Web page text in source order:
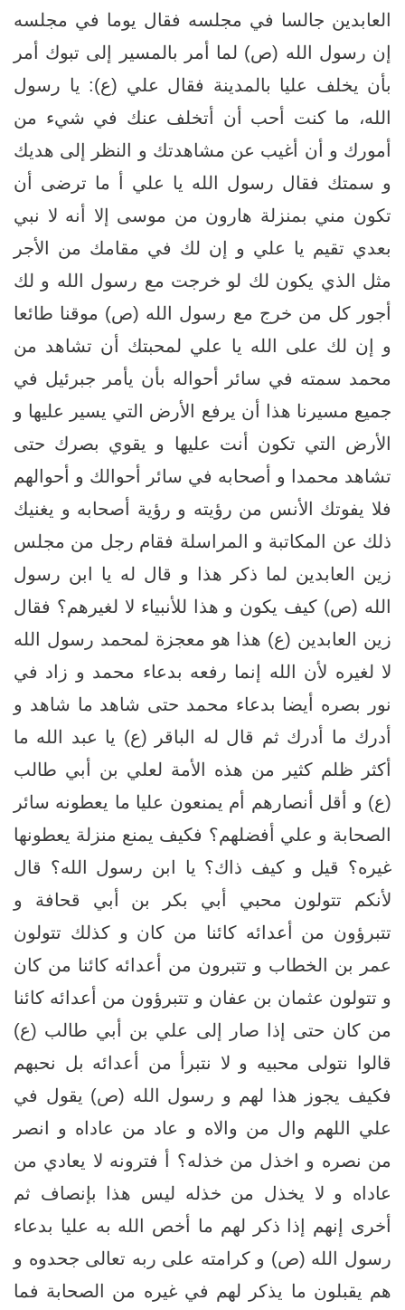
العابدين جالسا في مجلسه فقال يوما في مجلسه
إن رسول الله (ص) لما أمر بالمسير إلى تبوك أمر
بأن يخلف عليا بالمدينة فقال علي (ع): يا رسول
الله، ما كنت أحب أن أتخلف عنك في شي‏ء من
أمورك و أن أغيب عن مشاهدتك و النظر إلى هديك
و سمتك فقال رسول الله يا علي أ ما ترضى أن
تكون مني بمنزلة هارون من موسى إلا أنه لا نبي
بعدي تقيم يا علي و إن لك في مقامك من الأجر
مثل الذي يكون لك لو خرجت مع رسول الله و لك
أجور كل من خرج مع رسول الله (ص) موقنا طائعا
و إن لك على الله يا علي لمحبتك أن تشاهد من
محمد سمته في سائر أحواله بأن يأمر جبرئيل في
جميع مسيرنا هذا أن يرفع الأرض التي يسير عليها و
الأرض التي تكون أنت عليها و يقوي بصرك حتى
تشاهد محمدا و أصحابه في سائر أحوالك و أحوالهم
فلا يفوتك الأنس من رؤيته و رؤية أصحابه و يغنيك
ذلك عن المكاتبة و المراسلة فقام رجل من مجلس
زين العابدين لما ذكر هذا و قال له يا ابن رسول
الله (ص) كيف يكون و هذا للأنبياء لا لغيرهم؟ فقال
زين العابدين (ع) هذا هو معجزة لمحمد رسول الله
لا لغيره لأن الله إنما رفعه بدعاء محمد و زاد في
نور بصره أيضا بدعاء محمد حتى شاهد ما شاهد و
أدرك ما أدرك ثم قال له الباقر (ع) يا عبد الله ما
أكثر ظلم كثير من هذه الأمة لعلي بن أبي طالب
(ع) و أقل أنصارهم أم يمنعون عليا ما يعطونه سائر
الصحابة و علي أفضلهم؟ فكيف يمنع منزلة يعطونها
غيره؟ قيل و كيف ذاك؟ يا ابن رسول الله؟ قال
لأنكم تتولون محبي أبي بكر بن أبي قحافة و
تتبرؤون من أعدائه كائنا من كان و كذلك تتولون
عمر بن الخطاب و تتبرون من أعدائه كائنا من كان
و تتولون عثمان بن عفان و تتبرؤون من أعدائه كائنا
من كان حتى إذا صار إلى علي بن أبي طالب (ع)
قالوا نتولى محبيه و لا نتبرأ من أعدائه بل نحبهم
فكيف يجوز هذا لهم و رسول الله (ص) يقول في
علي اللهم وال من والاه و عاد من عاداه و انصر
من نصره و اخذل من خذله؟ أ فترونه لا يعادي من
عاداه و لا يخذل من خذله ليس هذا بإنصاف ثم
أخرى إنهم إذا ذكر لهم ما أخص الله به عليا بدعاء
رسول الله (ص) و كرامته على ربه تعالى جحدوه و
هم يقبلون ما يذكر لهم في غيره من الصحابة فما